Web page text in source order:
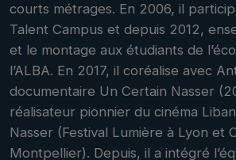
courts métrages. En 2006, il
Talent Campus et depuis 2012,
et le montage aux étudiants de
l’ALBA. En 2017, il coréalise avec
documentaire Un Certain Nasser
réalisateur pionnier du cinéma
Nasser (Festival Lumière à Lyon et
Montpellier). Depuis, il a intégré